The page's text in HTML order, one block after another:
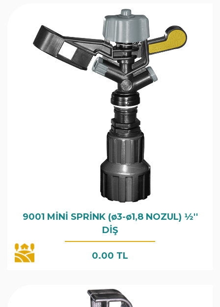
9001 MİNİ SPRİNK (ø3-ø1,8 NOZUL) 1⁄2''
DİŞ
0.00 TL